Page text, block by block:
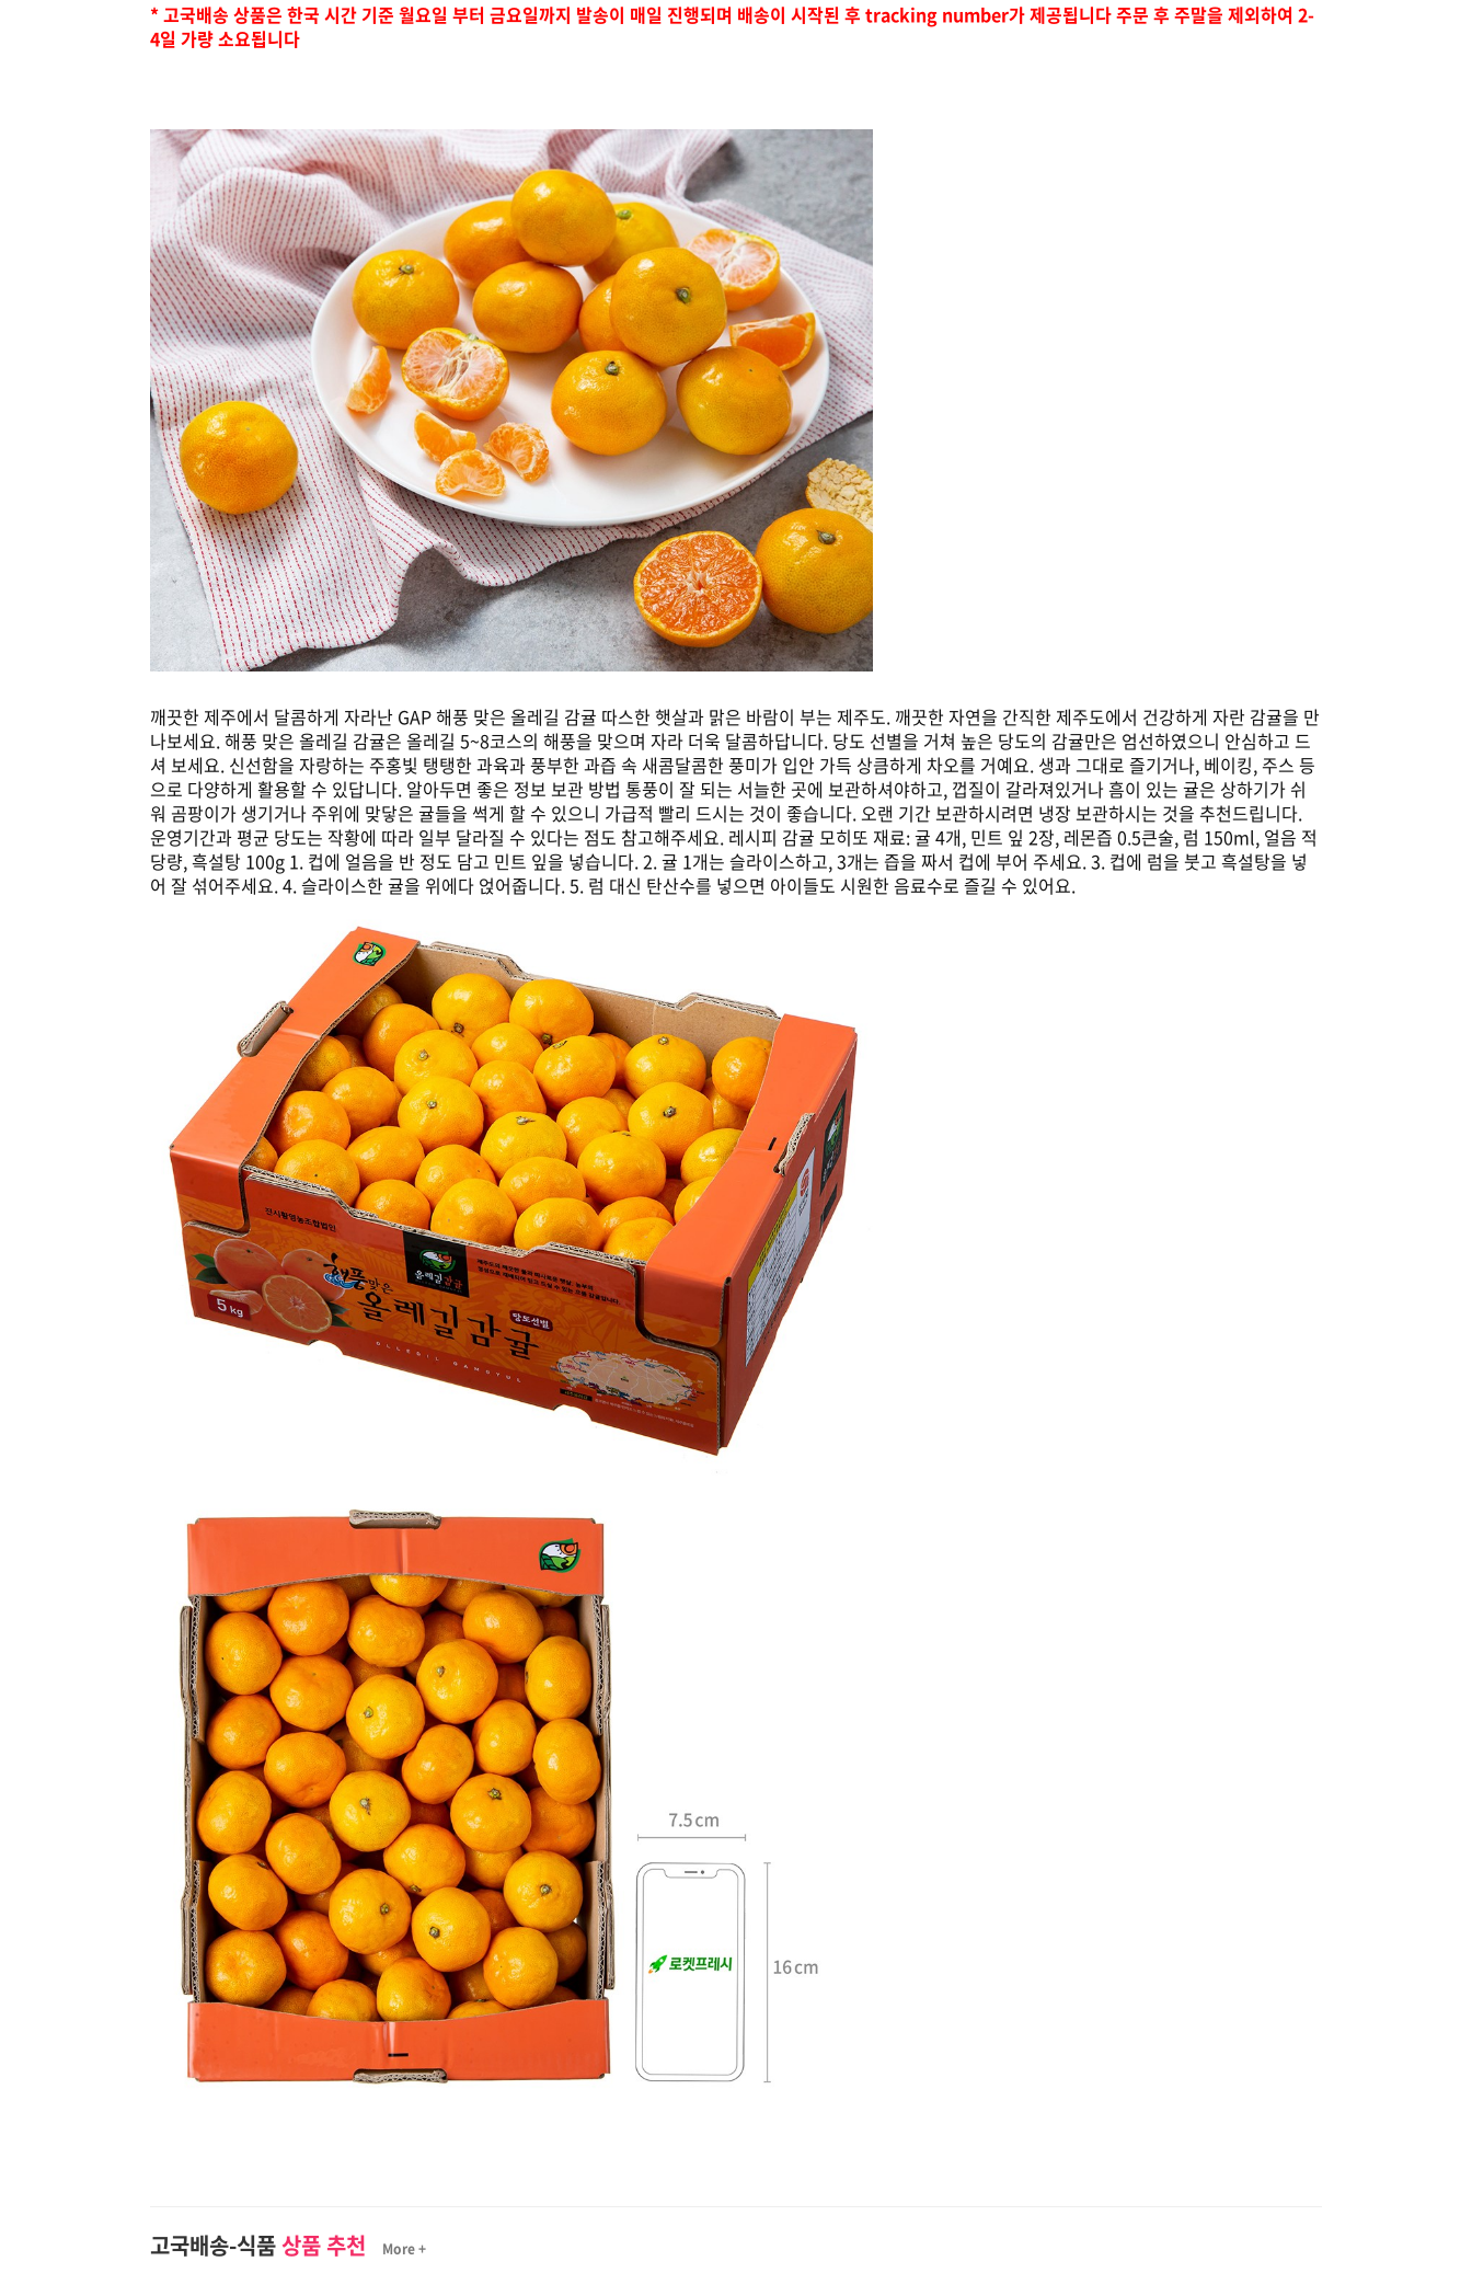
* 고국배송 상품은 한국 시간 기준 월요일 부터 금요일까지 발송이 매일 진행되며 배송이 시작된 후 tracking number가 제공됩니다주문 후 주말을 제외하여 2-
4일 가량 소요됩니다
깨끗한 제주에서 달콤하게 자라난 GAP 해풍 맞은 올레길 감귤 따스한 햇살과 맑은 바람이 부는 제주도. 깨끗한 자연을 간직한 제주도에서 건강하게 자란 감귤을 만
나보세요. 해풍 맞은 올레길 감귤은 올레길 5~8코스의 해풍을 맞으며 자라 더욱 달콤하답니다. 당도 선별을 거쳐 높은 당도의 감귤만은 엄선하였으니 안심하고 드
셔 보세요. 신선함을 자랑하는 주홍빛 탱탱한 과육과 풍부한 과즙 속 새콤달콤한 풍미가 입안 가득 상큼하게 차오를 거예요. 생과 그대로 즐기거나, 베이킹, 주스 등
으로 다양하게 활용할 수 있답니다. 알아두면 좋은 정보 보관 방법 통풍이 잘 되는 서늘한 곳에 보관하셔야하고, 껍질이 갈라져있거나 흠이 있는 귤은 상하기가 쉬
워 곰팡이가 생기거나 주위에 맞닿은 귤들을 썩게 할 수 있으니 가급적 빨리 드시는 것이 좋습니다. 오랜 기간 보관하시려면 냉장 보관하시는 것을 추천드립니다.
운영기간과 평균 당도는 작황에 따라 일부 달라질 수 있다는 점도 참고해주세요. 레시피 감귤 모히또 재료: 귤 4개, 민트 잎 2장, 레몬즙 0.5큰술, 럼 150ml, 얼음 적
당량, 흑설탕 100g 1. 컵에 얼음을 반 정도 담고 민트 잎을 넣습니다. 2. 귤 1개는 슬라이스하고, 3개는 즙을 짜서 컵에 부어 주세요. 3. 컵에 럼을 붓고 흑설탕을 넣
어 잘 섞어주세요. 4. 슬라이스한 귤을 위에다 얹어줍니다. 5. 럼 대신 탄산수를 넣으면 아이들도 시원한 음료수로 즐길 수 있어요.
고국배송-식품상품 추천 More +